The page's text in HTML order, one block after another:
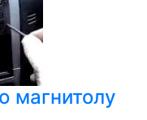
магнитолу